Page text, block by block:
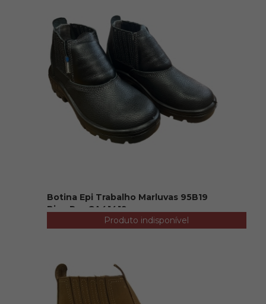
Botina Epi Trabalho Marluvas 95B19
Bico Pvc CA41419
Produto indisponível